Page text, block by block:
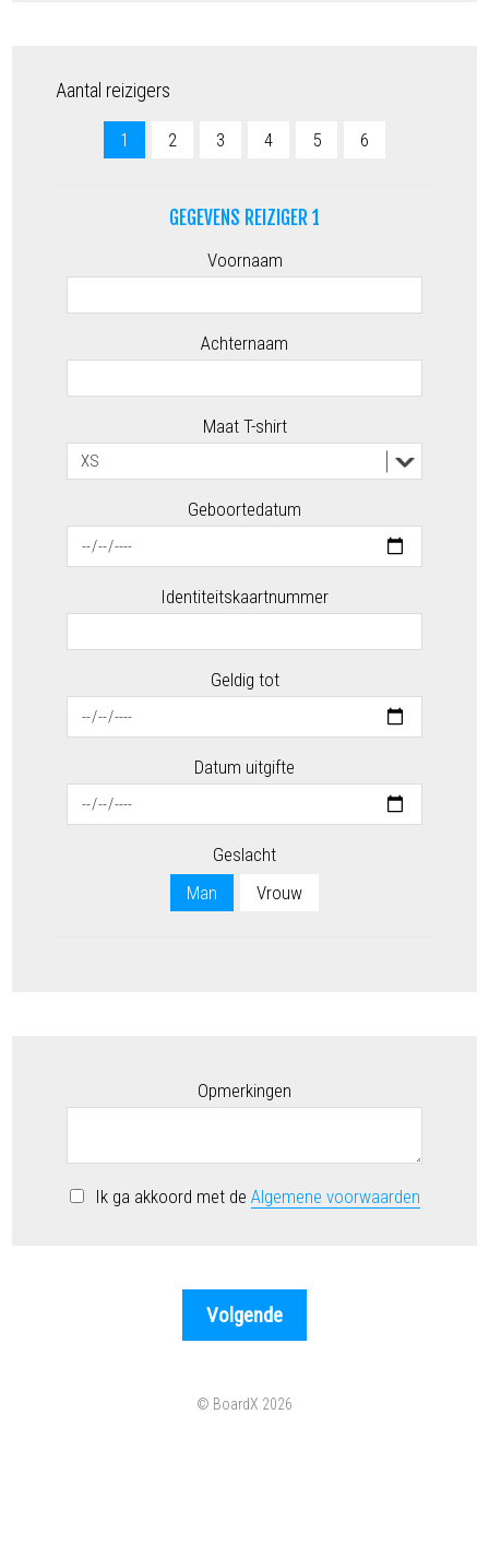
Aantal reizigers
1 2 3 4 5 6
GEGEVENS REIZIGER 1
Voornaam
Achternaam
Maat T-shirt
Geboortedatum
Identiteitskaartnummer
Geldig tot
Datum uitgifte
Geslacht
Man
Vrouw
Opmerkingen
Ik ga akkoord met de Algemene voorwaarden
© BoardX 2026